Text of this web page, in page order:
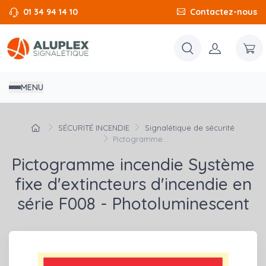
01 34 94 14 10 Contactez-nous
MENU
SÉCURITÉ INCENDIE
Signalétique de sécurité
Pictogramme...
Pictogramme incendie Système
fixe d'extincteurs d'incendie en
série F008 - Photoluminescent